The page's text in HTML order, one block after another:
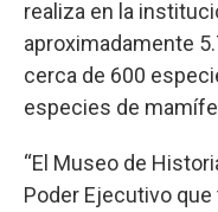
realiza en la
aproximadamente
cerca de 600
especies de
“El Museo de
Poder Ejecutivo